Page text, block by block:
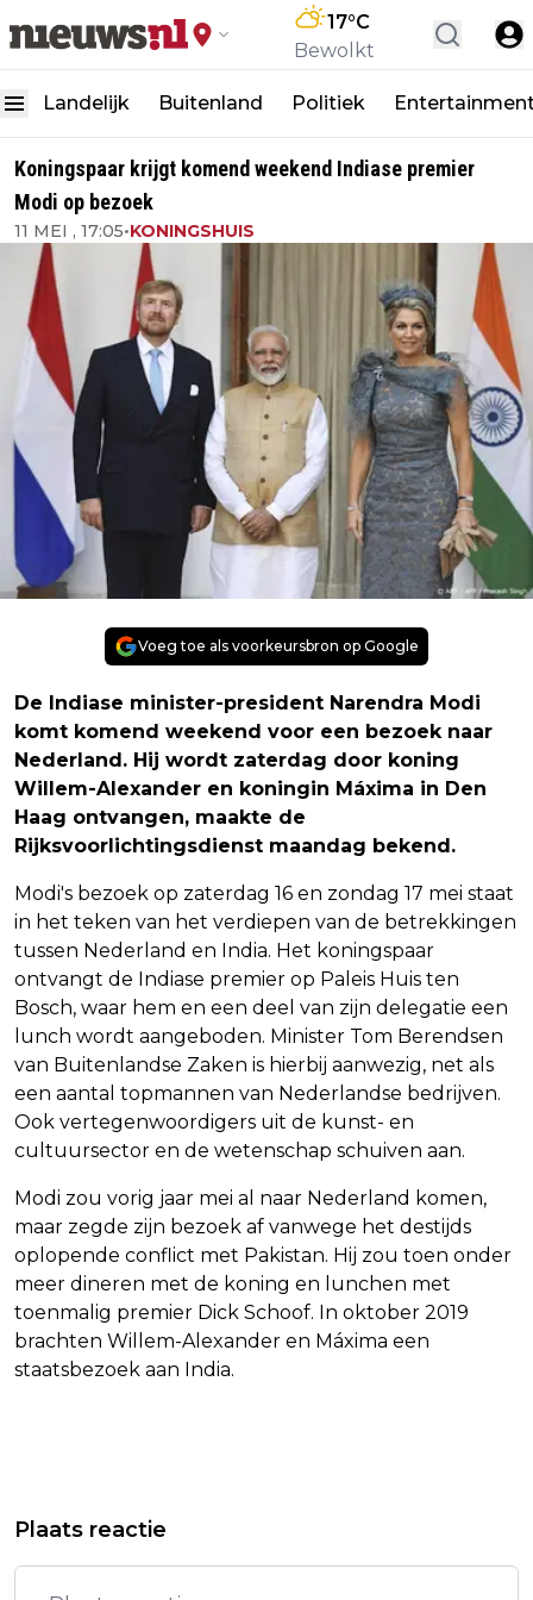
17°C
Bewolkt
Landelijk Buitenland Politiek
Koningspaar krijgt komend weekend Indiase premier
Modi op bezoek
11 MEI , 17:05•KONINGSHUIS
Voeg toe als voorkeursbron op Google
De Indiase minister-president Narendra Modi
komt komend weekend voor een bezoek naar
Nederland. Hij wordt zaterdag door koning
Willem-Alexander en koningin Máxima in Den
Haag ontvangen, maakte de
Rijksvoorlichtingsdienst maandag bekend.
Modi's bezoek op zaterdag 16 en zondag 17 mei staat
in het teken van het verdiepen van de betrekkingen
tussen Nederland en India. Het koningspaar
ontvangt de Indiase premier op Paleis Huis ten
Bosch, waar hem en een deel van zijn delegatie een
lunch wordt aangeboden. Minister Tom Berendsen
van Buitenlandse Zaken is hierbij aanwezig, net als
een aantal topmannen van Nederlandse bedrijven.
Ook vertegenwoordigers uit de kunst- en
cultuursector en de wetenschap schuiven aan.
Modi zou vorig jaar mei al naar Nederland komen,
maar zegde zijn bezoek af vanwege het destijds
oplopende conflict met Pakistan. Hij zou toen onder
meer dineren met de koning en lunchen met
toenmalig premier Dick Schoof. In oktober 2019
brachten Willem-Alexander en Máxima een
staatsbezoek aan India.
OLIEVATEN PER WEEK VERLOREN
MINISTER VIJLBRIEF BEZOEKT
KONING VOOR HERNIEUWDE
Plaats reactie